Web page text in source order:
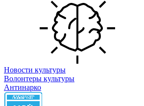
Новости культуры
Волонтеры культуры
Антинарко